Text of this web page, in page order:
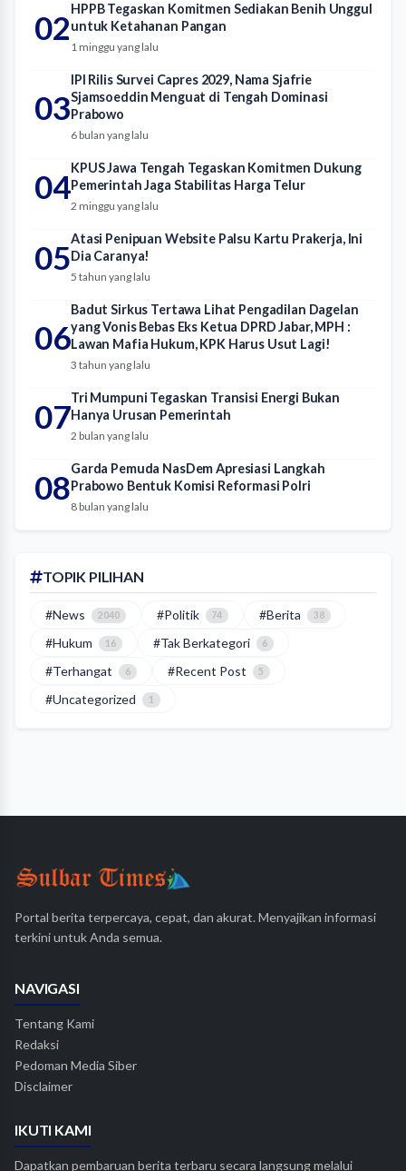
02HPPB Tegaskan Komitmen Sediakan Benih Unggul
untuk Ketahanan Pangan
1 minggu yang lalu
03
IPI Rilis Survei Capres 2029, Nama Sjafrie
Sjamsoeddin Menguat di Tengah Dominasi
Prabowo
6 bulan yang lalu
04KPUS Jawa Tengah Tegaskan Komitmen Dukung
Pemerintah Jaga Stabilitas Harga Telur
2 minggu yang lalu
05Atasi Penipuan Website Palsu Kartu Prakerja, Ini
Dia Caranya!
5 tahun yang lalu
06
Badut Sirkus Tertawa Lihat Pengadilan Dagelan
yang Vonis Bebas Eks Ketua DPRD Jabar, MPH :
Lawan Mafia Hukum, KPK Harus Usut Lagi!
3 tahun yang lalu
07Tri Mumpuni Tegaskan Transisi Energi Bukan
Hanya Urusan Pemerintah
2 bulan yang lalu
08Garda Pemuda NasDem Apresiasi Langkah
Prabowo Bentuk Komisi Reformasi Polri
8 bulan yang lalu
TOPIK PILIHAN
#News 2040 #Politik 74 #Berita 38
#Hukum 16 #Tak Berkategori 6
#Terhangat 6 #Recent Post 5
#Uncategorized 1
Portal berita terpercaya, cepat, dan akurat. Menyajikan informasi
terkini untuk Anda semua.
NAVIGASI
Tentang Kami
Redaksi
Pedoman Media Siber
Disclaimer
IKUTI KAMI
Dapatkan pembaruan berita terbaru secara langsung melalui